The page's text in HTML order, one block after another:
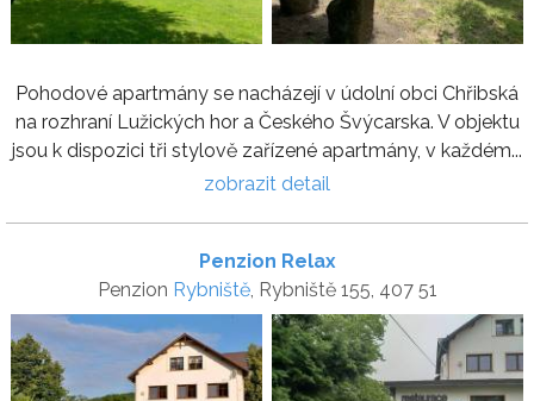
Pohodové apartmány se nacházejí v údolní obci Chřibská
na rozhraní Lužických hor a Českého Švýcarska. V objektu
jsou k dispozici tři stylově zařízené apartmány, v každém...
zobrazit detail
Penzion Relax
Penzion Rybniště, Rybniště 155, 407 51